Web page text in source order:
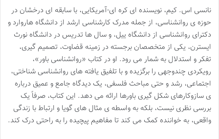
نانسی اس. کیم، نویسنده ای کره ای-آمریکایی، با سابقه ای درخشان در
حوزه ی روانشناسی، از جمله مدرک کارشناسی ارشد از دانشگاه هاروارد و
دکترای روانشناسی از دانشگاه ییل، و سال ها تدریس در دانشگاه نورث
ایسترن، یکی از متخصصان برجسته در زمینه قضاوت، تصمیم گیری،
تفکر و استدلال به شمار می رود. او در کتاب «روانشناسی باور»،
رویکردی چندوجهی را برگزیده و با تلفیق یافته های روانشناسی شناختی،
اجتماعی، رشد و حتی مباحث فلسفی، یک دیدگاه جامع و عمیق درباره
ی سازوکارهای شکل گیری باورها ارائه می دهد. این کتاب، صرفاً یک
بررسی نظری نیست، بلکه به واسطه ی مثال های گویا و ارتباط با زندگی
واقعی، به خواننده کمک می کند تا مفاهیم پیچیده را به راحتی درک کند.